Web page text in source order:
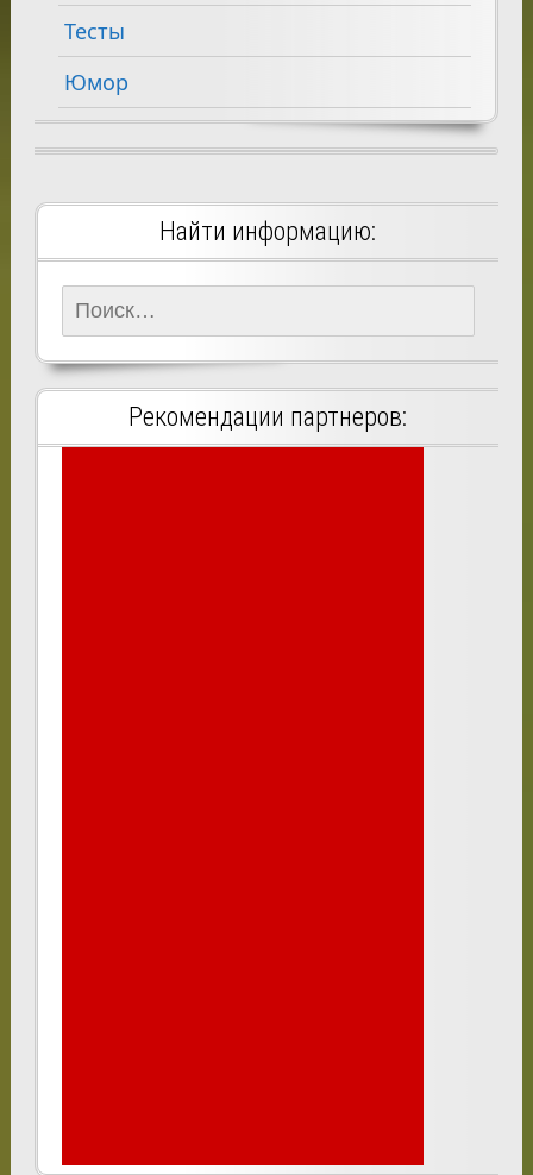
Тесты
Юмор
Найти информацию:
Найти:
Рекомендации партнеров: